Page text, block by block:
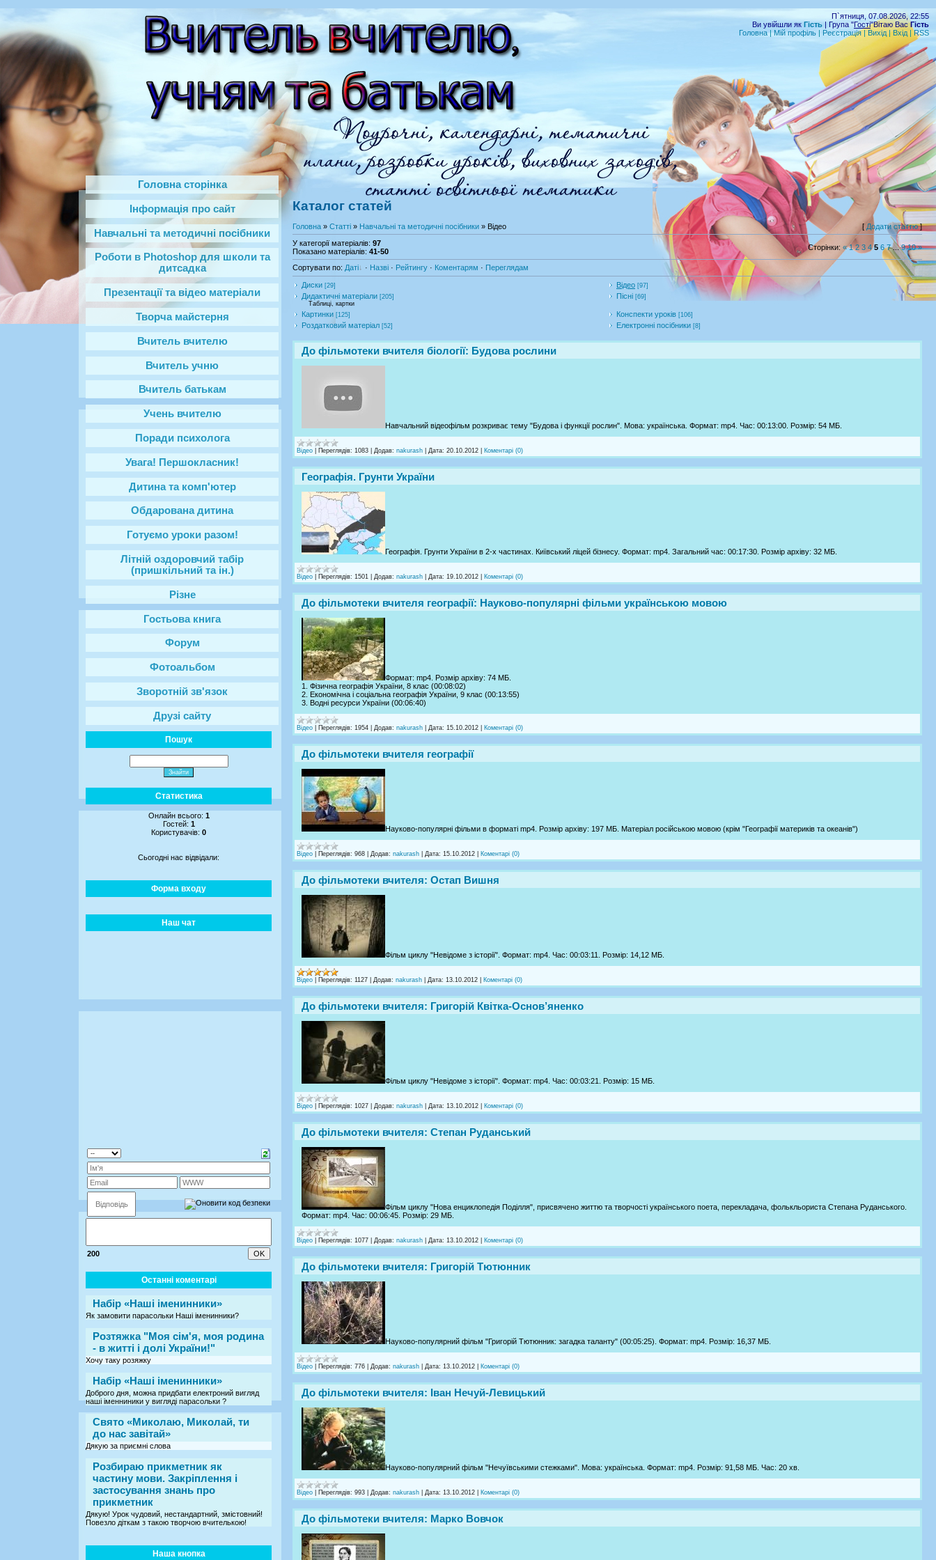
П`ятниця, 07.08.2026, 22:55
Ви увійшли як Гість | Група "Гості"Вітаю ВасГість
Головна|Мій профіль | Реєстрація| Вихід|Вхід |RSS
Головна сторінка
Інформація про сайт
Навчальні та методичні посібники
Роботи в Photoshop‎ для школи та
дитсадка
Презентації та відео матеріали
Творча майстерня
Вчитель вчителю
Вчитель учню
Вчитель батькам
Учень вчителю
Поради психолога
Увага! Першокласник!
Дитина та комп'ютер
Обдарована дитина
Готуємо уроки разом!
Літній оздоровчий табір
(пришкільний та ін.)
Різне
Гостьова книга
Форум
Фотоальбом
Зворотній зв'язок
Друзі сайту
Пошук
Статистика
Онлайн всього: 1
Гостей: 1
Користувачів: 0
Сьогодні нас відвідали:
Форма входу
Наш чат
200
Останні коментарі
Набір «Наші іменинники»
Як замовити парасольки Наші іменинники?
Розтяжка "Моя сім'я, моя родина
- в житті і долі України!"
Хочу таку розяжку
Набір «Наші іменинники»
Доброго дня, можна придбати електроний вигляд
наші іменниники у вигляді парасольки ?
Свято «Миколаю, Миколай, ти
до нас завітай»
Дякую за приємні слова
Розбираю прикметник як
частину мови. Закріплення і
застосування знань про
прикметник
Дякую! Урок чудовий, нестандартний, змістовний!
Повезло діткам з такою творчою вчителькою!
Наша кнопка
Каталог статей
Головна » Статті » Навчальні та методичні посібники » Відео [ Додати статтю]
У категорії матеріалів: 97
Показано матеріалів: 41-50 Сторінки: « 1 2 3 4 5 6 7 ... 9 10 »
Сортувати по: Даті · Назві · Рейтингу · Коментарям · Переглядам
Диски [29] Відео [97]
Дидактичні матеріали [205]
Таблиці, картки
Пісні [69]
Картинки [125] Конспекти уроків [106]
Роздатковий матеріал [52] Електронні посібники [8]
До фільмотеки вчителя біології: Будова рослини
Навчальний відеофільм розкриває тему "Будова і функції рослин". Мова: українська. Формат: mp4. Час: 00:13:00. Розмір: 54 МБ.
Відео Переглядів: 1083 Додав: nakurash Дата: 20.10.2012 Коментарі (0)
Географія. Грунти України
Географія. Грунти України в 2-х частинах. Київський ліцей бізнесу. Формат: mp4. Загальний час: 00:17:30. Розмір архіву: 32 МБ.
Відео Переглядів: 1501 Додав: nakurash Дата: 19.10.2012 Коментарі (0)
До фільмотеки вчителя географії: Науково-популярні фільми українською мовою
Формат: mp4. Розмір архіву: 74 МБ.
1. Фізична географія України, 8 клас (00:08:02)
2. Економічна і соціальна географія України, 9 клас (00:13:55)
3. Водні ресурси України (00:06:40)
Відео Переглядів: 1954 Додав: nakurash Дата: 15.10.2012 Коментарі (0)
До фільмотеки вчителя географії
Науково-популярні фільми в форматі mp4. Розмір архіву: 197 МБ. Матеріал російською мовою (крім "Географії материків та океанів")
Відео Переглядів: 968 Додав: nakurash Дата: 15.10.2012 Коментарі (0)
До фільмотеки вчителя: Остап Вишня
Фільм циклу "Невідоме з історії". Формат: mp4. Час: 00:03:11. Розмір: 14,12 МБ.
Відео Переглядів: 1127 Додав: nakurash Дата: 13.10.2012 Коментарі (0)
До фільмотеки вчителя: Григорій Квітка-Основ’яненко
Фільм циклу "Невідоме з історії". Формат: mp4. Час: 00:03:21. Розмір: 15 МБ.
Відео Переглядів: 1027 Додав: nakurash Дата: 13.10.2012 Коментарі (0)
До фільмотеки вчителя: Степан Руданський
Фільм циклу "Нова енциклопедія Поділля", присвячено життю та творчості українського поета, перекладача, фолькльориста Степана Руданського.
Формат: mp4. Час: 00:06:45. Розмір: 29 МБ.
Відео Переглядів: 1077 Додав: nakurash Дата: 13.10.2012 Коментарі (0)
До фільмотеки вчителя: Григорій Тютюнник
Науково-популярний фільм "Григорій Тютюнник: загадка таланту" (00:05:25). Формат: mp4. Розмір: 16,37 МБ.
Відео Переглядів: 776 Додав: nakurash Дата: 13.10.2012 Коментарі (0)
До фільмотеки вчителя: Іван Нечуй-Левицький
Науково-популярний фільм "Нечуївськими стежками". Мова: українська. Формат: mp4. Розмір: 91,58 МБ. Час: 20 хв.
Відео Переглядів: 993 Додав: nakurash Дата: 13.10.2012 Коментарі (0)
До фільмотеки вчителя: Марко Вовчок